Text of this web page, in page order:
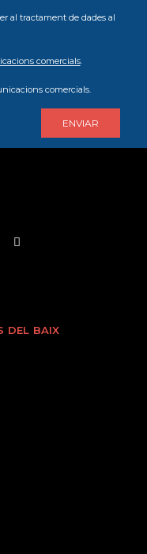
al tractament de dades al
comercials.
comercials.
DEL BAIX